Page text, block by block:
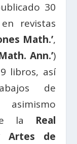
30
revistas
Math.’,
Ann.’)
libros, así
de
la Real
Artes de